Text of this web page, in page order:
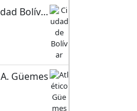
Ciudad Bolívar
A. Güemes